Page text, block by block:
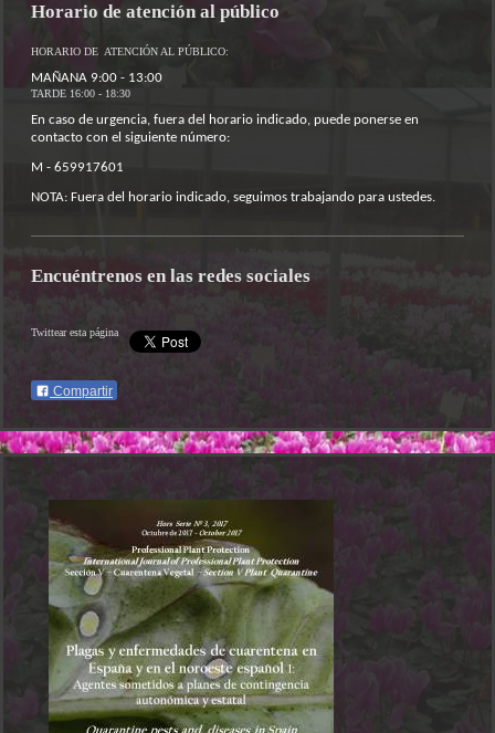
Horario de atención al público
HORARIO DE ATENCIÓN AL PÚBLICO:
MAÑANA 9:00 - 13:00
TARDE 16:00 - 18:30
En caso de urgencia, fuera del horario indicado, puede ponerse en
contacto con el siguiente número:
M - 659917601
NOTA: Fuera del horario indicado, seguimos trabajando para ustedes.
Encuéntrenos en las redes sociales
Twittear esta página
Compartir